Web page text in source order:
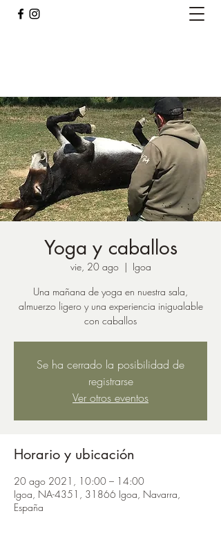
Yoga y caballos
vie, 20 ago
  |
Igoa
Una mañana de yoga en nuestra sala,
almuerzo ligero y una experiencia inigualable
con caballos
Se ha cerrado la posibilidad de
registrarse
Ver otros eventos
Horario y ubicación
20 ago 2021, 10:00 – 14:00
Igoa, NA-4351, 31866 Igoa, Navarra,
España